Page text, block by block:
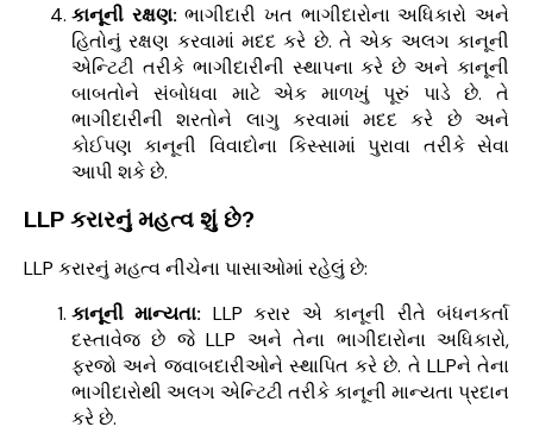
કાનૂની રક્ષણ: ભાગીદારી ખત ભાગીદારોના અધિકારો અને
હિતોનું રક્ષણ કરવામાં મદદ કરે છે. તે એક અલગ કાનૂની
એન્ટિટી તરીકે ભાગીદારીની સ્થાપના કરે છે અને કાનૂની
બાબતોને સંબોધવા માટે એક માળખું પૂરું પાડે છે. તે
ભાગીદારીની શરતોને લાગુ કરવામાં મદદ કરે છે અને
કોઈપણ કાનૂની વિવાદોના કિસ્સામાં પુરાવા તરીકે સેવા
આપી શકે છે.
LLP કરારનું મહત્વ શું છે?
LLP કરારનું મહત્વ નીચેના પાસાઓમાં રહેલું છે:
કાનૂની માન્યતા: LLP કરાર એ કાનૂની રીતે બંધનકર્તા
દસ્તાવેજ છે જે LLP અને તેના ભાગીદારોના અધિકારો,
ફરજો અને જવાબદારીઓને સ્થાપિત કરે છે. તે LLPને તેના
ભાગીદારોથી અલગ એન્ટિટી તરીકે કાનૂની માન્યતા પ્રદાન
કરે છે.